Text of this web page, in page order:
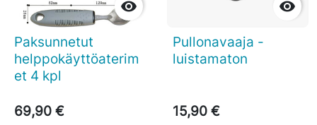

Paksunnetut
helppokäyttöaterim
et 4 kpl
69,90 €

Pullonavaaja -
luistamaton
15,90 €